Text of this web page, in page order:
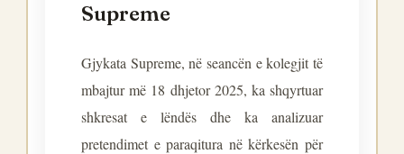
Supreme
Gjykata Supreme, në seancën e kolegjit të
mbajtur më 18 dhjetor 2025, ka shqyrtuar
shkresat e lëndës dhe ka analizuar
pretendimet e paraqitura në kërkesën për